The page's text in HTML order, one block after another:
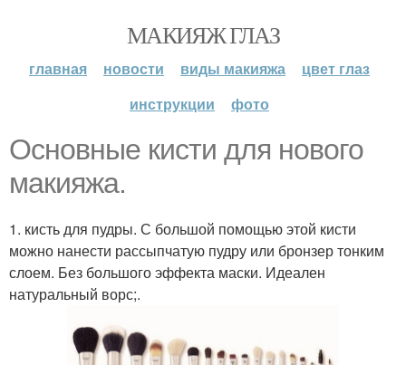
МАКИЯЖ ГЛАЗ
главная новости виды макияжа
цвет глаз
инструкции
фото
Основные кисти для нового
макияжа.
1. кисть для пудры. С большой помощью этой кисти
можно нанести рассыпчатую пудру или бронзер тонким
слоем. Без большого эффекта маски. Идеален
натуральный ворс;.